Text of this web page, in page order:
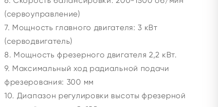
(сервоуправление)
7. Мощность главного двигателя: 3 кВт
(серводвигатель)
8. Мощность фрезерного двигателя 2,2 кВт.
9. Максимальный ход радиальной подачи
фрезерования: 300 мм
10. Диапазон регулировки высоты фрезерной